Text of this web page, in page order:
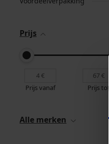
Prijs
Prijs vanaf Prijs tot
Alle merken